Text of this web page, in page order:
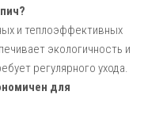
и теплоэффективных
экологичность и
регулярного ухода.
для